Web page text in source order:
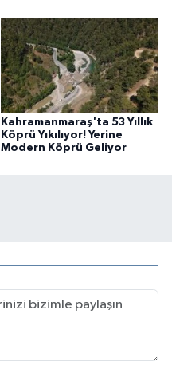
Kahramanmaraş'ta 53 Yıllık
Köprü Yıkılıyor! Yerine
Modern Köprü Geliyor